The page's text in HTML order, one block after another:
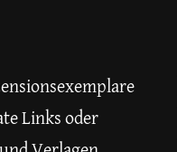
Links oder